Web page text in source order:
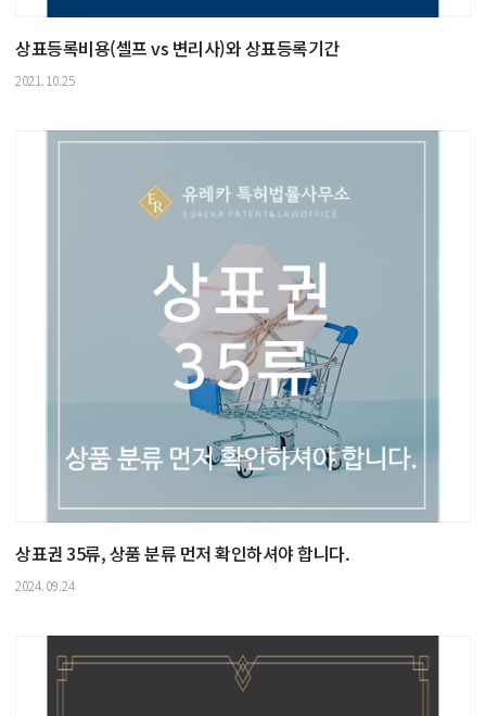
상표등록비용(셀프 vs 변리사)와 상표등록기간
2021.10.25
상표권 35류, 상품 분류 먼저 확인하셔야 합니다.
2024.09.24